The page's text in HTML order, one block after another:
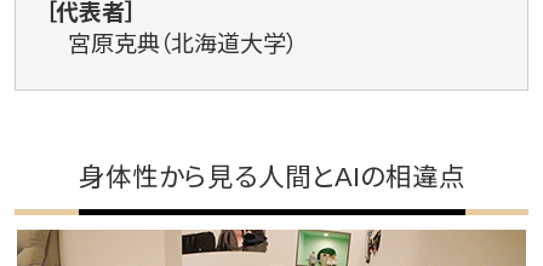
［代表者］
宮原克典（北海道大学）
身体性から見る人間とAIの相違点